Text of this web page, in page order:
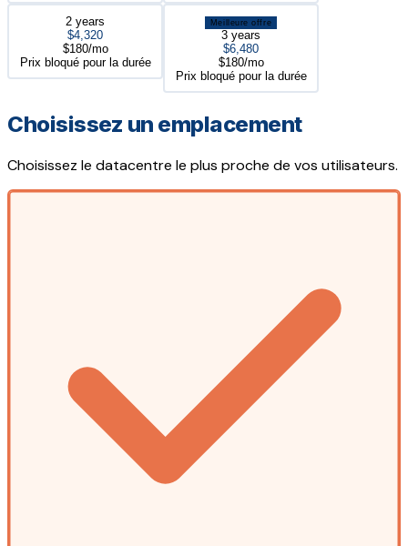
2 years
$4,320
$180/mo
Prix bloqué pour la durée
Meilleure offre
3 years
$6,480
$180/mo
Prix bloqué pour la durée
Choisissez un emplacement
Choisissez le datacentre le plus proche de vos utilisateurs.